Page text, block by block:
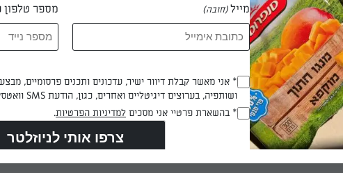
(או פירות טריים) במעבד מזון עם להב פלדה ומרסקים.
סוכר ויוגורט עזים ומרסקים עד לקבלת מרקם חלק. טועמים ומוודאים
– ואף מעט מתוקה מדי. אם לא, מוסיפים עוד כף סירופ סוכר ומעבדים
מעבירים לתבניות ארטיק, נועצים מקלות/כפיות ומקפיאים למשך לילה או 6 שעות לפחות לפני
מייל(חובה) מספר טלפון
Opt_In
(חובה)
* אני מאשר קבלת דיוור ישיר, עדכונים ותכנים פרסומיים,
ושותפיה, בערוצים דיגיטליים ואחרים, כגון, הודעת SMS וואטסאפ, מייל
RegulationsApproved
* בהשארת פרטיי אני מסכים למדיניות הפרטיות.